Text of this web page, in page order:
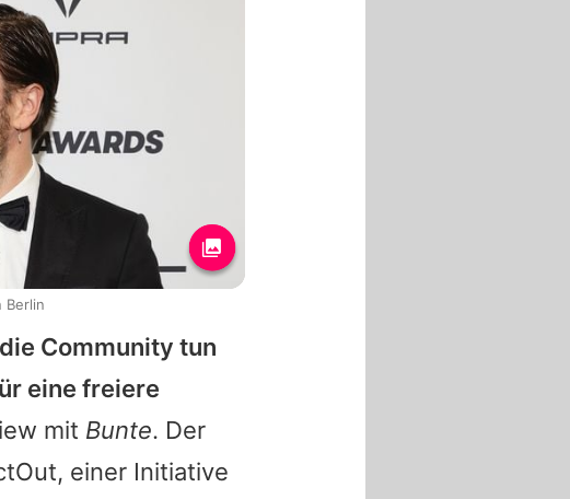
Community tun
eine freiere
mit Bunte. Der
einer Initiative
Berlin